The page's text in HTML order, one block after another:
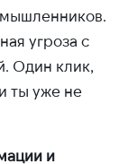
угроза с
Один клик,
ты уже не
и